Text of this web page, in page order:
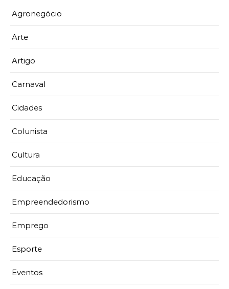
Agronegócio
Arte
Artigo
Carnaval
Cidades
Colunista
Cultura
Educação
Empreendedorismo
Emprego
Esporte
Eventos